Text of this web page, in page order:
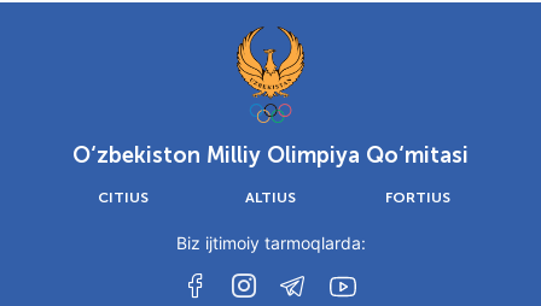
O‘zbekiston Milliy Olimpiya Qo‘mitasi
CITIUS ALTIUS FORTIUS
Biz ijtimoiy tarmoqlarda: